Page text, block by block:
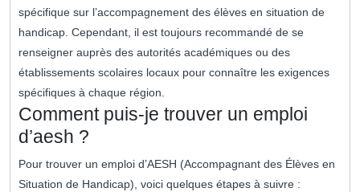
spécifique sur l’accompagnement des élèves en situation de
handicap. Cependant, il est toujours recommandé de se
renseigner auprès des autorités académiques ou des
établissements scolaires locaux pour connaître les exigences
spécifiques à chaque région.
Comment puis-je trouver un emploi
d’aesh ?
Pour trouver un emploi d’AESH (Accompagnant des Élèves en
Situation de Handicap), voici quelques étapes à suivre :